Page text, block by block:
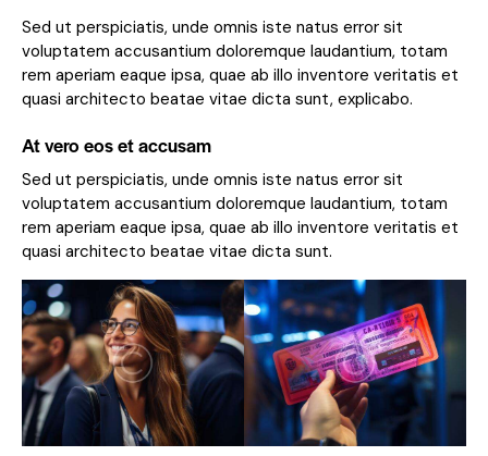
Sed ut perspiciatis, unde omnis iste natus error sit
voluptatem accusantium doloremque laudantium, totam
rem aperiam eaque ipsa, quae ab illo inventore veritatis et
quasi architecto beatae vitae dicta sunt, explicabo.
At vero eos et accusam
Sed ut perspiciatis, unde omnis iste natus error sit
voluptatem accusantium doloremque laudantium, totam
rem aperiam eaque ipsa, quae ab illo inventore veritatis et
quasi architecto beatae vitae dicta sunt.